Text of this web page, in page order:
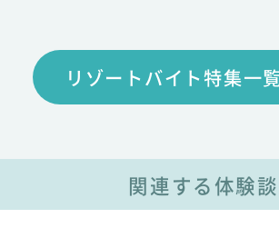
リゾートバイト特集一
関連する体験談